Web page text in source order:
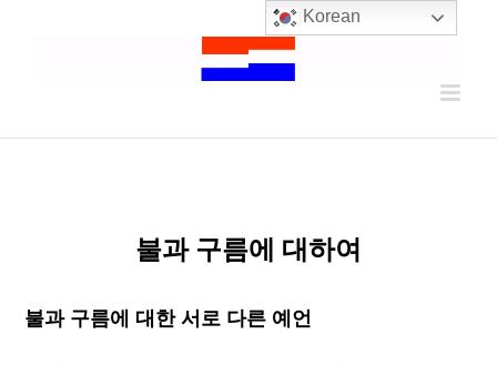
불과 구름에 대하여
불과 구름에 대한 서로 다른 예언
Korean